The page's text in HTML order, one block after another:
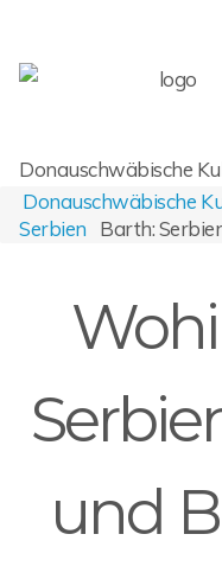
Donauschwäbische
Donauschwäbische
Serbien
Barth:
und